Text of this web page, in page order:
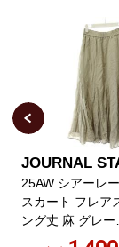
JOURNAL
25AW シアーレ
スカート フレア
ング丈 麻 グレー
25060400918030